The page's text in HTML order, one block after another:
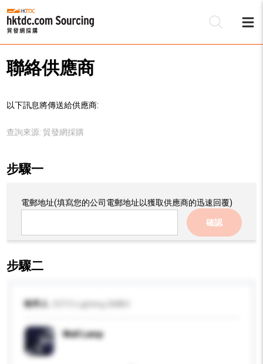
聯絡供應商
以下訊息將傳送給供應商:
查詢來源: 貿發網採購
步驟一
電郵地址(填寫您的公司電郵地址以獲取供應商的迅速回覆)
確認
步驟二
收件人
Wall Lamp